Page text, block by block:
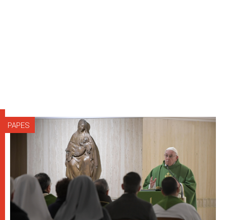
PAPES